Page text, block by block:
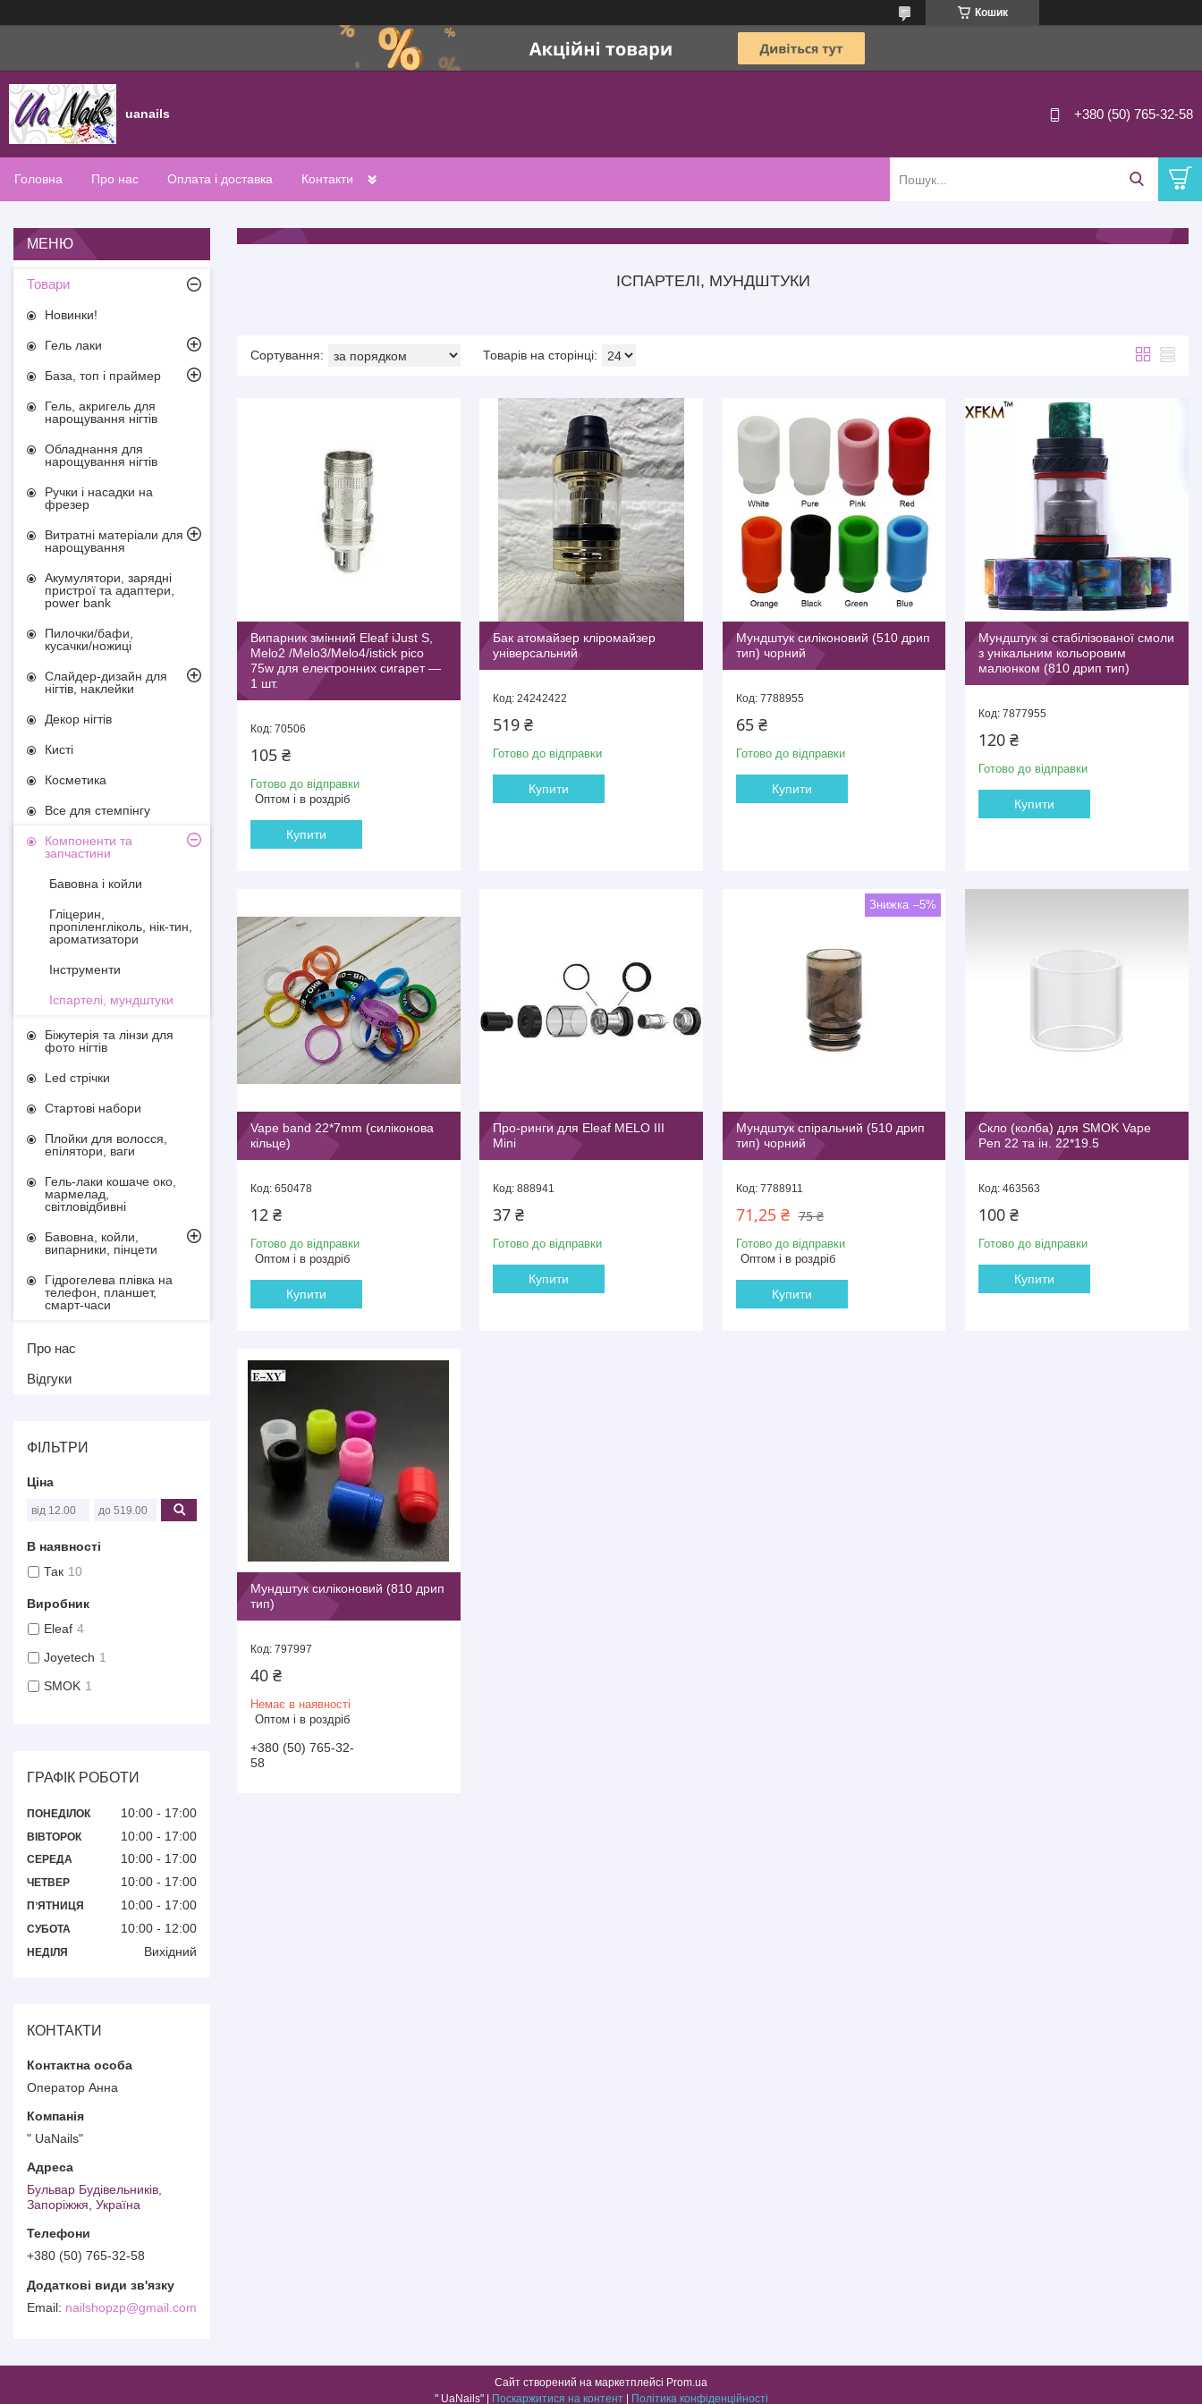
Кошик
uanails +380 (50) 765-32-58
Головна Про нас Оплата і доставка Контакти
ІСПАРТЕЛІ, МУНДШТУКИ
Випарник змінний Eleaf iJust S,
Melo2 /Melo3/Melo4/istick pico
75w для електронних сигарет —
1 шт.
70506
105 ₴
Готово до відправки
Оптом і в роздріб
Купити
Бак атомайзер кліромайзер
універсальний
24242422
519 ₴
Готово до відправки
Купити
Мундштук силіконовий (510 дрип
тип) чорний
7788955
65 ₴
Готово до відправки
Купити
Мундштук зі стабілізованої смоли
з унікальним кольоровим
малюнком (810 дрип тип)
7877955
120 ₴
Готово до відправки
Купити
Vape band 22*7mm (силіконова
кільце)
650478
12 ₴
Готово до відправки
Оптом і в роздріб
Купити
Про-ринги для Eleaf MELO III
Mini
888941
37 ₴
Готово до відправки
Купити
–5%
Мундштук спіральний (510 дрип
тип) чорний
7788911
75 ₴
71,25 ₴
Готово до відправки
Оптом і в роздріб
Купити
Скло (колба) для SMOK Vape
Pen 22 та ін. 22*19.5
463563
100 ₴
Готово до відправки
Купити
Мундштук силіконовий (810 дрип
тип)
797997
40 ₴
Немає в наявності
Оптом і в роздріб
+380 (50) 765-32-
58
Товари
Новинки!
Гель лаки
База, топ і праймер
Гель, акригель для
нарощування нігтів
Обладнання для
нарощування нігтів
Ручки і насадки на
фрезер
Витратні матеріали для
нарощування
Акумулятори, зарядні
пристрої та адаптери,
power bank
Пилочки/бафи,
кусачки/ножиці
Слайдер-дизайн для
нігтів, наклейки
Декор нігтів
Кисті
Косметика
Все для стемпінгу
Компоненти та
запчастини
Бавовна і койли
Гліцерин,
пропіленгліколь, нік-тин,
ароматизатори
Інструменти
Іспартелі, мундштуки
Біжутерія та лінзи для
фото нігтів
Led стрічки
Стартові набори
Плойки для волосся,
епілятори, ваги
Гель-лаки кошаче око,
мармелад,
світловідбивні
Бавовна, койли,
випарники, пінцети
Гідрогелева плівка на
телефон, планшет,
смарт-часи
Про нас
Відгуки
ФІЛЬТРИ
Ціна
В наявності
Так 10
Виробник
Eleaf 4
Joyetech 1
SMOK 1
ГРАФІК РОБОТИ
ПОНЕДІЛОК 10:00 17:00
ВІВТОРОК 10:00 17:00
СЕРЕДА 10:00 17:00
ЧЕТВЕР 10:00 17:00
ПʼЯТНИЦЯ 10:00 17:00
СУБОТА 10:00 12:00
НЕДІЛЯ Вихідний
КОНТАКТИ
Оператор Анна
" UaNails"
Бульвар Будівельників,
Запоріжжя, Україна
+380 (50) 765-32-58
nailshopzp@gmail.com
Сайт створений на маркетплейсі Prom.ua
" UaNails" | Поскаржитися на контент | Політика конфіденційності